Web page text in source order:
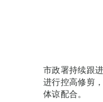
市政署持续跟
进行控高修剪
体谅配合。